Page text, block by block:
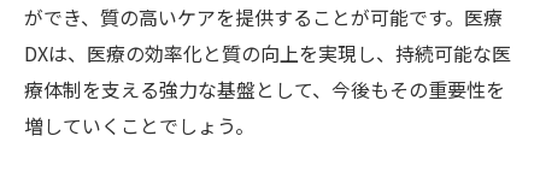
ができ、質の高いケアを提供することが可能です。医療
DXは、医療の効率化と質の向上を実現し、持続可能な医
療体制を支える強力な基盤として、今後もその重要性を
増していくことでしょう。